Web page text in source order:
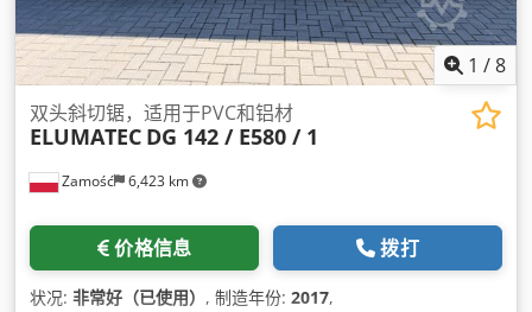
1 /8
Zamość 6,423 km
双头斜切锯，适用于PVC和铝材
ELUMATEC DG 142 / E580 / 1
价格信息 拨打
状况: 非常好（已使用） , 制造年份: 2017,